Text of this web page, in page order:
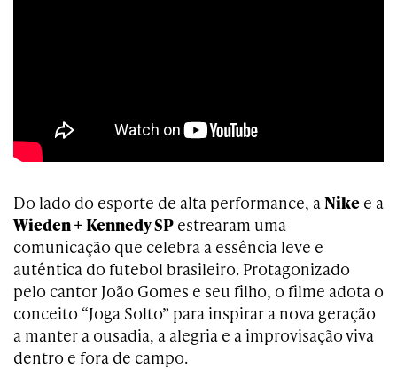
Do lado do esporte de alta performance, aNike e a
Wieden + Kennedy SP estrearam uma
comunicação que celebra a essência leve e
autêntica do futebol brasileiro. Protagonizado
pelo cantor João Gomes e seu filho, o filme adota o
conceito “Joga Solto” para inspirar a nova geração
a manter a ousadia, a alegria e a improvisação viva
dentro e fora de campo.